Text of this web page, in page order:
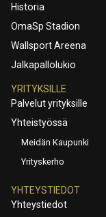
Historia
OmaSp Stadion
Wallsport Areena
Jalkapallolukio
YRITYKSILLE
Palvelut yrityksille
Yhteistyössä
Meidän Kaupunki
Yrityskerho
YHTEYSTIEDOT
Yhteystiedot